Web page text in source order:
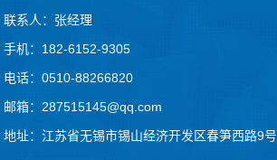
联系人：张经理
手机：182-6152-9305
电话：0510-88266820
邮箱：287515145@qq.com
地址：江苏省无锡市锡山经济开发区春笋西路9号